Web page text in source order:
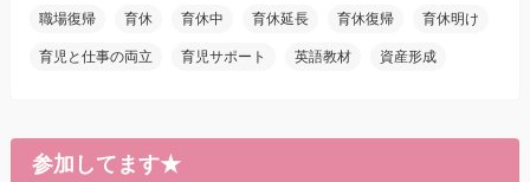
職場復帰 育休 育休中 育休延長 育休復帰 育休明け
育児と仕事の両立 育児サポート 英語教材 資産形成
参加してます★